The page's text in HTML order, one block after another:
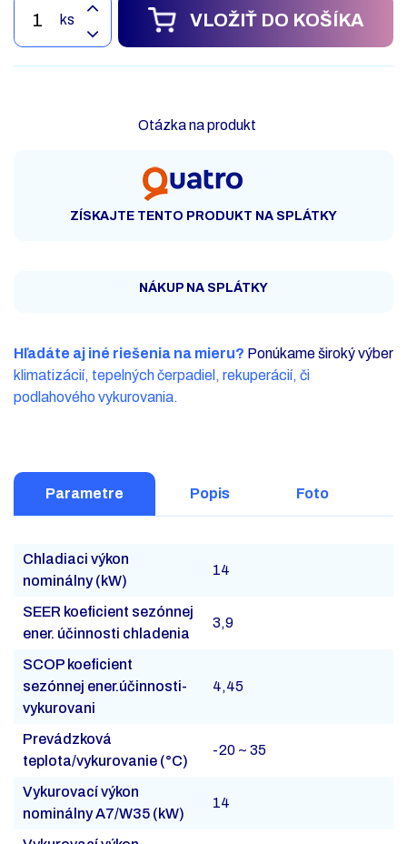
ks VLOŽIŤ DO KOŠÍKA
Otázka na produkt
ZÍSKAJTE TENTO PRODUKT NA SPLÁTKY
NÁKUP NA SPLÁTKY
Hľadáte aj iné riešenia na mieru? Ponúkame široký výber
klimatizácií, tepelných čerpadiel, rekuperácií, či
podlahového vykurovania.
Parametre Popis Foto
Chladiaci výkon
nominálny (kW)
14
SEER koeficient sezónnej
ener. účinnosti chladenia
3,9
SCOP koeficient
sezónnej ener.účinnosti-
vykurovani
4,45
Prevádzková
teplota/vykurovanie (°C)
-20 ~ 35
Vykurovací výkon
nominálny A7/W35 (kW)
14